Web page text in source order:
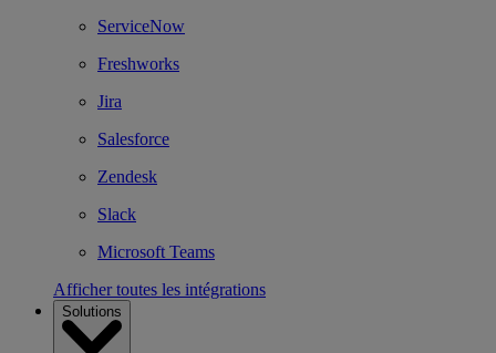
ServiceNow
Freshworks
Jira
Salesforce
Zendesk
Slack
Microsoft Teams
Afficher toutes les intégrations
Solutions